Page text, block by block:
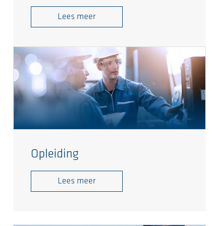
Lees meer
Opleiding
Lees meer